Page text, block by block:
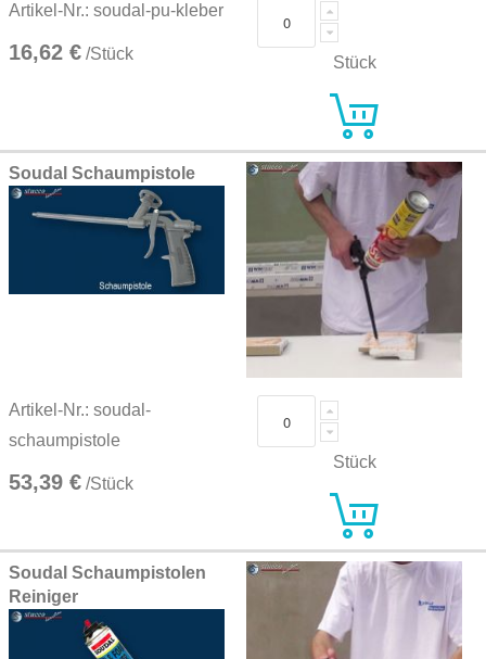
Artikel-Nr.: soudal-pu-kleber
16,62 € /Stück Stück
Soudal Schaumpistole
Artikel-Nr.: soudal-
schaumpistole
53,39 € /Stück
Stück
Soudal Schaumpistolen
Reiniger